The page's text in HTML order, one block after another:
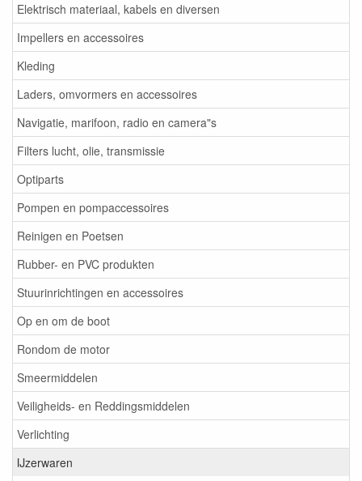
Elektrisch materiaal, kabels en diversen
Impellers en accessoires
Kleding
Laders, omvormers en accessoires
Navigatie, marifoon, radio en camera"s
Filters lucht, olie, transmissie
Optiparts
Pompen en pompaccessoires
Reinigen en Poetsen
Rubber- en PVC produkten
Stuurinrichtingen en accessoires
Op en om de boot
Rondom de motor
Smeermiddelen
Veiligheids- en Reddingsmiddelen
Verlichting
IJzerwaren